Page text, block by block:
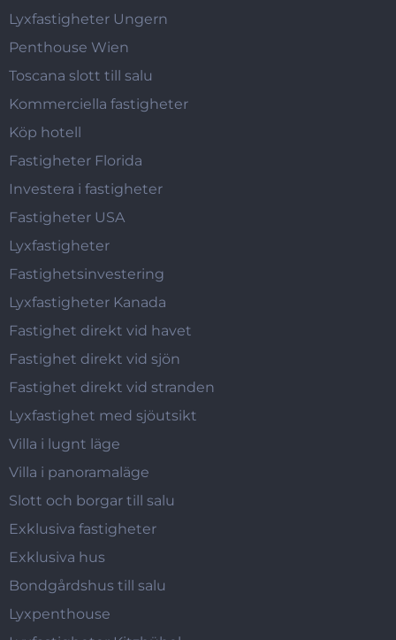
Lyxfastigheter Ungern
Penthouse Wien
Toscana slott till salu
Kommerciella fastigheter
Köp hotell
Fastigheter Florida
Investera i fastigheter
Fastigheter USA
Lyxfastigheter
Fastighetsinvestering
Lyxfastigheter Kanada
Fastighet direkt vid havet
Fastighet direkt vid sjön
Fastighet direkt vid stranden
Lyxfastighet med sjöutsikt
Villa i lugnt läge
Villa i panoramaläge
Slott och borgar till salu
Exklusiva fastigheter
Exklusiva hus
Bondgårdshus till salu
Lyxpenthouse